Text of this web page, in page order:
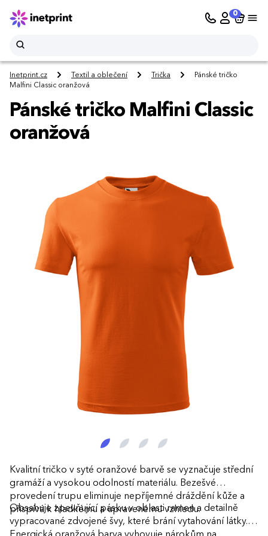
0
Inetprint.cz Textil a oblečení Trička
Pánské tričko
Malfini Classic oranžová
Pánské tričko Malfini Classic
oranžová
Kvalitní tričko v syté oranžové barvě se vyznačuje střední
gramáží a vysokou odolností materiálu. Bezešvé
provedení trupu eliminuje nepříjemné dráždění kůže a
přispívá k hladkému a upravenému vzhledu.
Obsahuje zpevňující pásku v oblasti ramen a detailně
vypracované zdvojené švy, které brání vytahování látky.